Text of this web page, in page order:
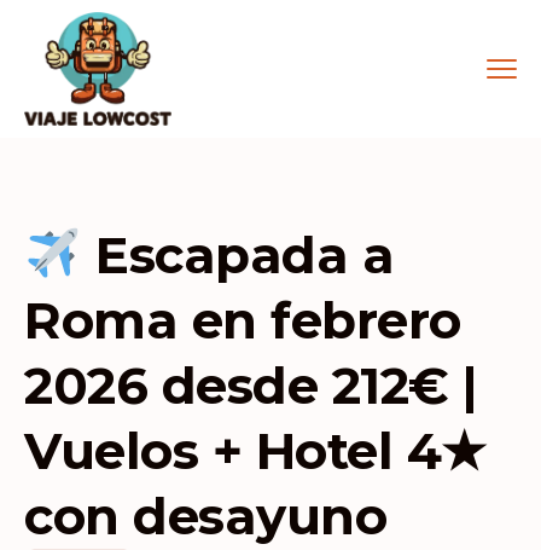
Escapada a
Roma en febrero
2026 desde 212€ |
Vuelos + Hotel 4★
con desayuno